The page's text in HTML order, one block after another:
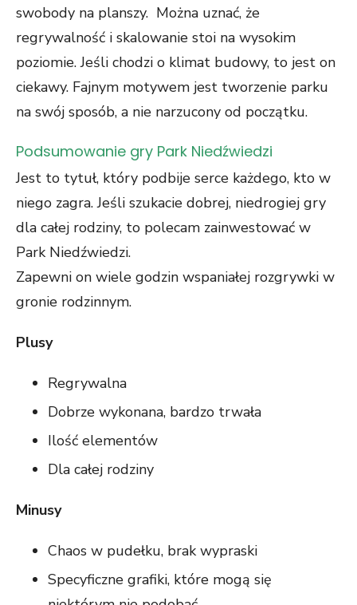
swobody na planszy. Można uznać, że
regrywalność i skalowanie stoi na wysokim
poziomie. Jeśli chodzi o klimat budowy, to jest on
ciekawy. Fajnym motywem jest tworzenie parku
na swój sposób, a nie narzucony od początku.
Podsumowanie gry Park Niedźwiedzi
Jest to tytuł, który podbije serce każdego, kto w
niego zagra. Jeśli szukacie dobrej, niedrogiej gry
dla całej rodziny, to polecam zainwestować w
Park Niedźwiedzi.
Zapewni on wiele godzin wspaniałej rozgrywki w
gronie rodzinnym.
Plusy
Regrywalna
Dobrze wykonana, bardzo trwała
Ilość elementów
Dla całej rodziny
Minusy
Chaos w pudełku, brak wypraski
Specyficzne grafiki, które mogą się